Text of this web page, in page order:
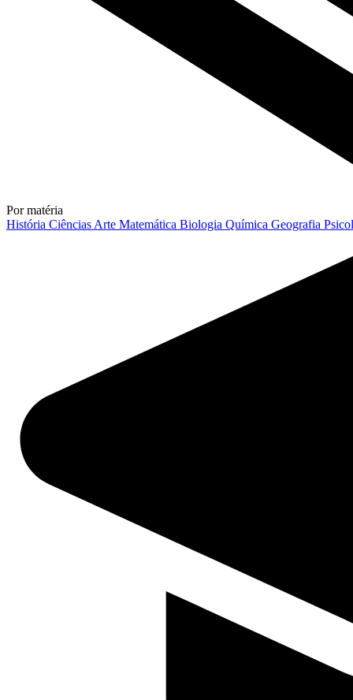
Por matéria
História Ciências Arte Matemática Biologia Química Geografia